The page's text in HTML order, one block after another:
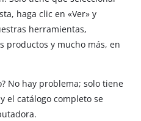
haga clic en «Ver» y
herramientas,
productos y mucho más, en
No hay problema; solo tiene
el catálogo completo se